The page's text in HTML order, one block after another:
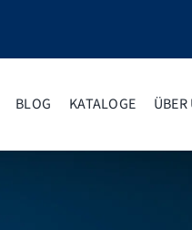
BLOG KATALOGE ÜBER